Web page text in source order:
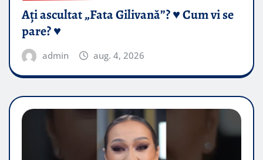
Ați ascultat „Fata Gilivană”? ♥️ Cum vi se
pare? ♥️
admin aug. 4, 2026